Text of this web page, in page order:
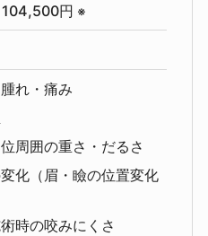
円 ※
れ・痛み
周囲の重さ・だるさ
化（眉・瞼の位置変化
時の咬みにくさ